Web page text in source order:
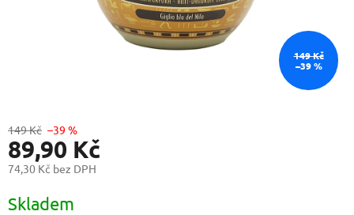
149 Kč
–39 %
149 Kč –39 %
89,90 Kč
74,30 Kč bez DPH
cena:
Skladem